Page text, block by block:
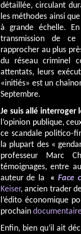
détaillée, circulant
les méthodes ainsi
à grande échelle.
transmission de
rapprocher au plus
du réseau criminel
attentats, leurs
«initiés» est un
Septembre.
Je suis allé interroger
l’opinion publique,
ce scandale politico-
la plupart des «
professeur Marc
témoignages, entre
auteur de la «Face
Keiser, ancien trader
l’édito économique
prochain
Enfin, bien qu’il ait